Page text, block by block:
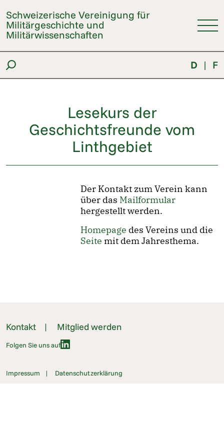
Schweizerische Vereinigung für
Militärgeschichte und
Militärwissenschaften
D | F
Lesekurs der
Geschichtsfreunde vom
Linthgebiet
Der Kontakt zum Verein kann
über das Mailformular
hergestellt werden.
Homepage des Vereins und die
Seitemit dem Jahresthema.
Kontakt Mitglied werden
Folgen Sie uns auf
Impressum Datenschutzerklärung